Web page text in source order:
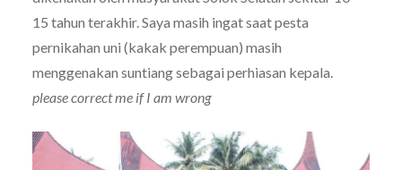
15 tahun terakhir. Saya masih ingat saat pesta
pernikahan uni (kakak perempuan) masih
menggenakan suntiang sebagai perhiasan kepala.
please correct me if I am wrong